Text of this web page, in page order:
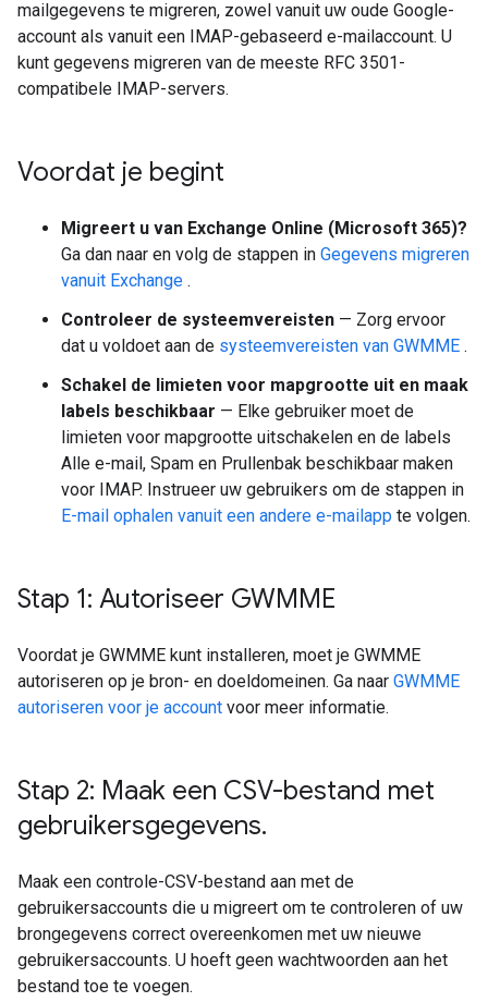
mailgegevens te migreren, zowel vanuit uw oude Google-
account als vanuit een IMAP-gebaseerd e-mailaccount. U
kunt gegevens migreren van de meeste RFC 3501-
compatibele IMAP-servers.
Voordat je begint
Migreert u van Exchange Online (Microsoft 365)?
Ga dan naar en volg de stappen in Gegevens migreren
vanuit Exchange .
Controleer de systeemvereisten — Zorg ervoor
dat u voldoet aan de systeemvereisten van GWMME .
Schakel de limieten voor mapgrootte uit en maak
labels beschikbaar — Elke gebruiker moet de
limieten voor mapgrootte uitschakelen en de labels
Alle e-mail, Spam en Prullenbak beschikbaar maken
voor IMAP. Instrueer uw gebruikers om de stappen in
E-mail ophalen vanuit een andere e-mailapp te volgen.
Stap 1: Autoriseer GWMME
Voordat je GWMME kunt installeren, moet je GWMME
autoriseren op je bron- en doeldomeinen. Ga naar GWMME
autoriseren voor je account voor meer informatie.
Stap 2: Maak een CSV-bestand met
gebruikersgegevens.
Maak een controle-CSV-bestand aan met de
gebruikersaccounts die u migreert om te controleren of uw
brongegevens correct overeenkomen met uw nieuwe
gebruikersaccounts. U hoeft geen wachtwoorden aan het
bestand toe te voegen.